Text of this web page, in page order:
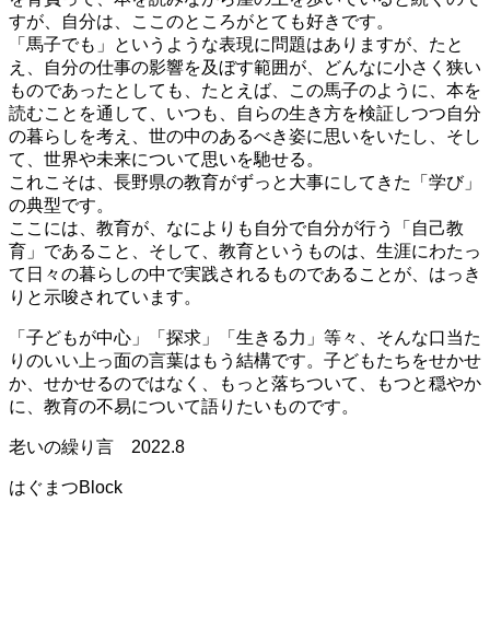
すが、自分は、ここのところがとても好きです。
「馬子でも」というような表現に問題はありますが、たと
え、自分の仕事の影響を及ぼす範囲が、どんなに小さく狭い
ものであったとしても、たとえば、この馬子のように、本を
読むことを通して、いつも、自らの生き方を検証しつつ自分
の暮らしを考え、世の中のあるべき姿に思いをいたし、そし
て、世界や未来について思いを馳せる。
これこそは、長野県の教育がずっと大事にしてきた「学び」
の典型です。
ここには、教育が、なによりも自分で自分が行う「自己教
育」であること、そして、教育というものは、生涯にわたっ
て日々の暮らしの中で実践されるものであることが、はっき
りと示唆されています。
「子どもが中心」「探求」「生きる力」等々、そんな口当た
りのいい上っ面の言葉はもう結構です。子どもたちをせかせ
か、せかせるのではなく、もっと落ちついて、もつと穏やか
に、教育の不易について語りたいものです。
老いの繰り言 2022.8
はぐまつBlock